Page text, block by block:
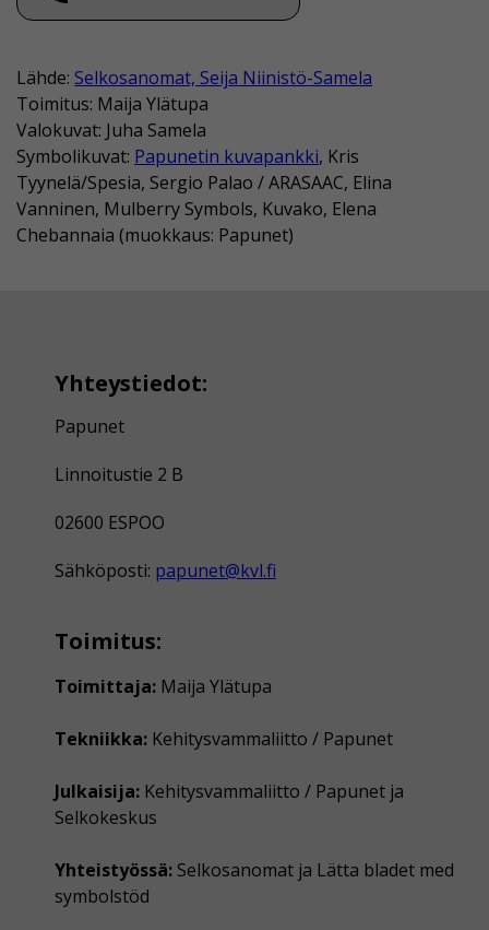
Lähde: Selkosanomat, Seija Niinistö-Samela
Toimitus: Maija Ylätupa
Valokuvat: Juha Samela
Symbolikuvat: Papunetin kuvapankki, Kris
Tyynelä/Spesia, Sergio Palao / ARASAAC, Elina
Vanninen, Mulberry Symbols, Kuvako, Elena
Chebannaia (muokkaus: Papunet)
Yhteystiedot:
Papunet
Linnoitustie 2 B
02600 ESPOO
Sähköposti: papunet@kvl.fi
Toimitus:
Toimittaja: Maija Ylätupa
Tekniikka: Kehitysvammaliitto / Papunet
Julkaisija: Kehitysvammaliitto / Papunet ja
Selkokeskus
Yhteistyössä: Selkosanomat ja Lätta bladet med
symbolstöd